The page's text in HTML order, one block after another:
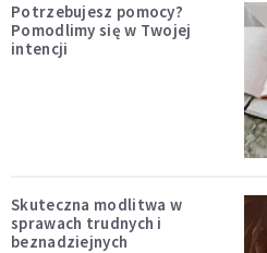
Potrzebujesz pomocy?
Pomodlimy się w Twojej
intencji
Skuteczna modlitwa w
sprawach trudnych i
beznadziejnych